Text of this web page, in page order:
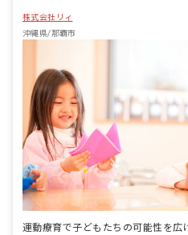
株式会社リィ
沖縄県/那覇市